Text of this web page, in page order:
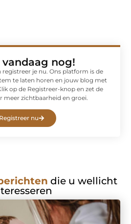
vandaag nog!
je nu. Ons platform is de
te laten horen en jouw blog met
op de Registreer-knop en zet de
meer zichtbaarheid en groei.
Registreer nu
die u wellicht